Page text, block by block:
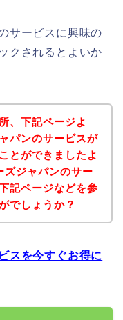
サービスに興味の
クされるとよいか
、下記ページよ
パンのサービスが
とができましたよ
ズジャパンのサー
記ページなどを参
でしょうか？
スを今すぐお得に